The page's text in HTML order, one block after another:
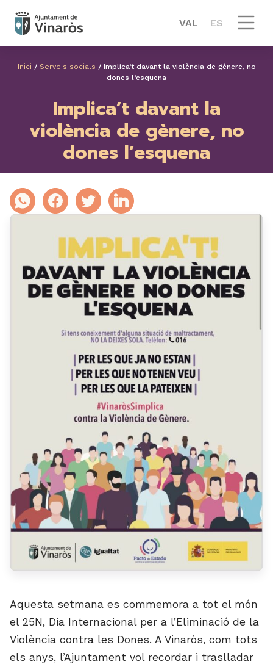
VAL ES
Inici / Serveis socials / Implica’t davant la violència de gènere, no
dones l’esquena
Implica’t davant la
violència de gènere, no
dones l’esquena
Aquesta setmana es commemora a tot el món
el 25N, Dia Internacional per a l’Eliminació de la
Violència contra les Dones. A Vinaròs, com tots
els anys, l’Ajuntament vol recordar i traslladar